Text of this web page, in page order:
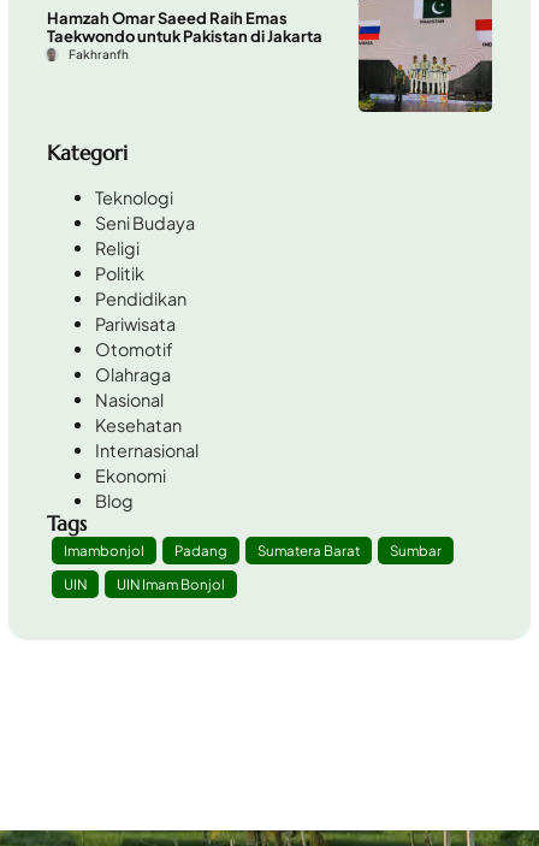
Hamzah Omar Saeed Raih Emas
Taekwondo untuk Pakistan di Jakarta
Fakhranfh
Kategori
Teknologi
Seni Budaya
Religi
Politik
Pendidikan
Pariwisata
Otomotif
Olahraga
Nasional
Kesehatan
Internasional
Ekonomi
Blog
Tags
Imambonjol Padang Sumatera Barat
Sumbar
UIN
UIN Imam Bonjol